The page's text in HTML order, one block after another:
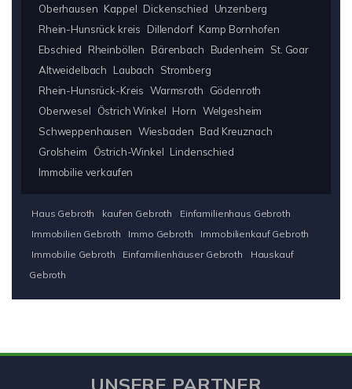
Oberhausen Kappel Dickenschied
Unzenberg
Rhein-Hunsrück kreis
Dillendorf Kamp Bornhofen
Ebschied
Rheinböllen Bärenbach Budenheim
St. Goar
Altweidelbach
Laubach
Stromberg
Rhein-Hunsrück-Kreis Warmsroth
Gödenroth
Oberwesel
Östrich Winkel Horn Welgesheim
Schweppenhausen Wiesbaden Bad Kreuznach
Grolsheim
Östrich-Winkel Lindenschied
Immobilie verkaufen
Haus Gebroth kaufen Gebroth
Einfamilienhaus Gebroth
Immobilien Gebroth
Immo Gebroth
Immobilienkauf Gebroth
Immobilie Gebroth
Einfamilienhäuser Gebroth
Hauskauf
Gebroth
UNSERE PARTNER